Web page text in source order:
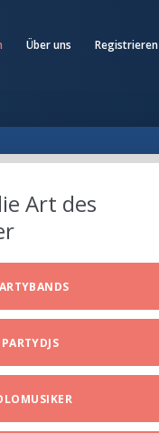
Über uns Registrieren
Art des
PARTYDJS